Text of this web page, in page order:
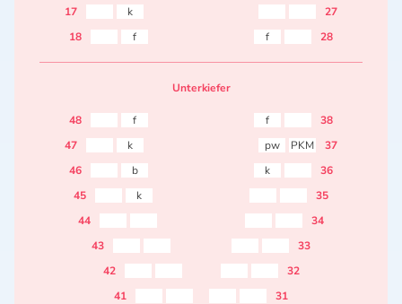
17
k
27
18
f f 28
Unterkiefer
48 f f
38
47
k pw PKM
37
46
b k
36
45
k
35
44
34
43
33
42
32
41
31